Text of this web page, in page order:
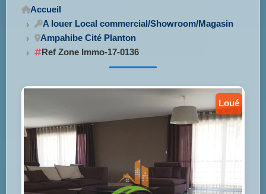
Accueil
A louer Local commercial/Showroom/Magasin
Ampahibe Cité Planton
Ref Zone Immo-17-0136
loué